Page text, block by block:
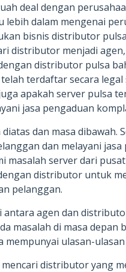
deal dengan
lebih dalam mengenai
bisnis distributor
distributor menjadi
distributor pulsa
terdaftar secara
apakah server pulsa
jasa pengaduan
diatas dan masa dibawah.
dan melayani
masalah server dari
distributor untuk
pelanggan.
antara agen dan
masalah di masa depan
mempunyai ulasan-
distributor yang